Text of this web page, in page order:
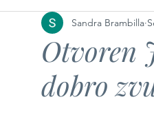
Diplomacija
Otvoren
dobro
Sandra Brambilla